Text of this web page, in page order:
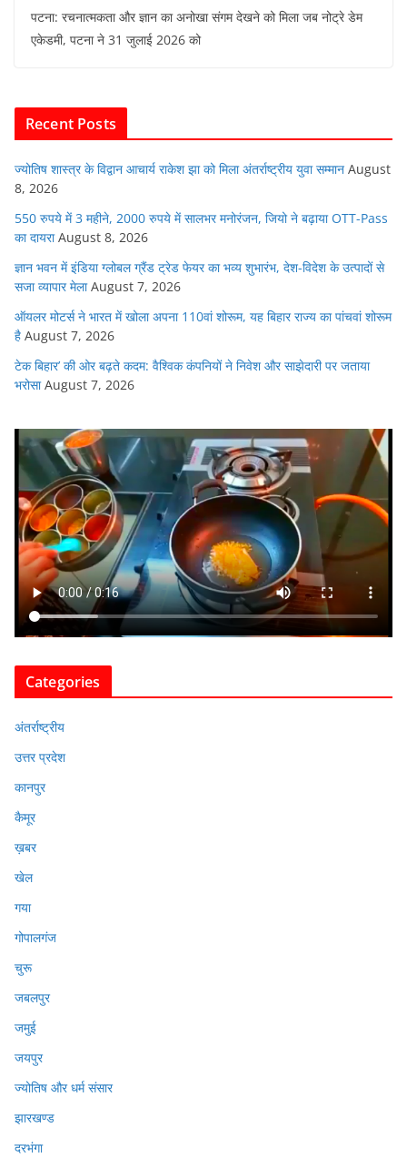
c
o
o
k
itt at
p
ai k d
पटना: रचनात्मकता और ज्ञान का अनोखा संगम देखने को मिला जब नोट्रे डेम
एकेडमी, पटना ने 31 जुलाई 2026 को
Recent Posts
ज्योतिष शास्त्र के विद्वान आचार्य राकेश झा को मिला अंतर्राष्ट्रीय युवा सम्मान August
8, 2026
550 रुपये में 3 महीने, 2000 रुपये में सालभर मनोरंजन, जियो ने बढ़ाया OTT-Pass
का दायरा August 8, 2026
ज्ञान भवन में इंडिया ग्लोबल ग्रैंड ट्रेड फेयर का भव्य शुभारंभ, देश-विदेश के उत्पादों से
सजा व्यापार मेला August 7, 2026
ऑयलर मोटर्स ने भारत में खोला अपना 110वां शोरूम, यह बिहार राज्य का पांचवां शोरूम
है August 7, 2026
टेक बिहार’ की ओर बढ़ते कदम: वैश्विक कंपनियों ने निवेश और साझेदारी पर जताया
भरोसा August 7, 2026
Categories
अंतर्राष्ट्रीय
उत्तर प्रदेश
कानपुर
कैमूर
ख़बर
खेल
गया
गोपालगंज
चुरू
जबलपुर
जमुई
जयपुर
ज्योतिष और धर्म संसार
झारखण्ड
दरभंगा